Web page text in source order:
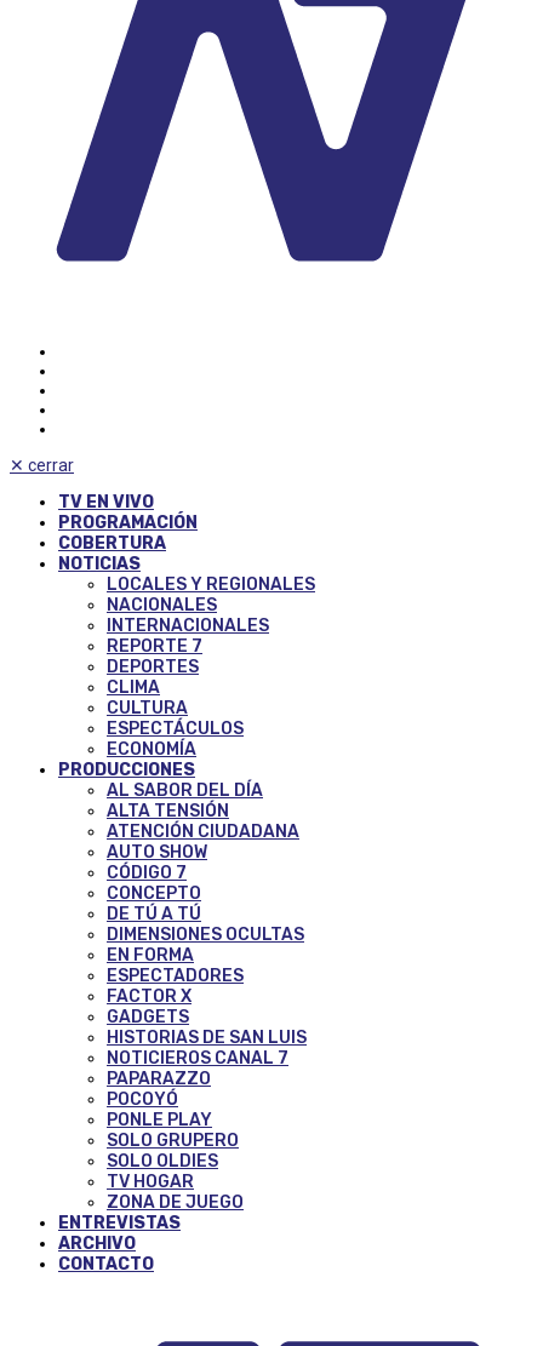
✕ cerrar
TV EN VIVO
PROGRAMACIÓN
COBERTURA
NOTICIAS
LOCALES Y REGIONALES
NACIONALES
INTERNACIONALES
REPORTE 7
DEPORTES
CLIMA
CULTURA
ESPECTÁCULOS
ECONOMÍA
PRODUCCIONES
AL SABOR DEL DÍA
ALTA TENSIÓN
ATENCIÓN CIUDADANA
AUTO SHOW
CÓDIGO 7
CONCEPTO
DE TÚ A TÚ
DIMENSIONES OCULTAS
EN FORMA
ESPECTADORES
FACTOR X
GADGETS
HISTORIAS DE SAN LUIS
NOTICIEROS CANAL 7
PAPARAZZO
POCOYÓ
PONLE PLAY
SOLO GRUPERO
SOLO OLDIES
TV HOGAR
ZONA DE JUEGO
ENTREVISTAS
ARCHIVO
CONTACTO